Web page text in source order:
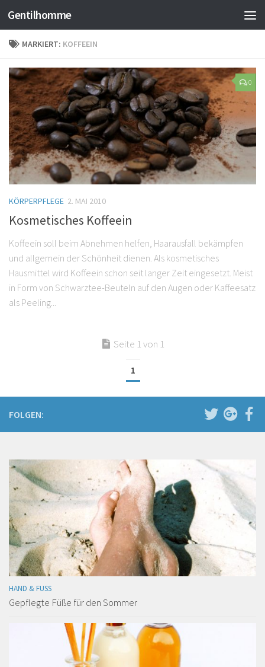
Gentilhomme
MARKIERT: KOFFEEIN
0
KÖRPERPFLEGE 2. MAI 2010
Kosmetisches Koffeein
Koffeein soll beim Abnehmen helfen, Haarausfall bekämpfen
und allgemein der Schönheit dienen. Als kosmetisches
Hausmittel wird Koffeein schon seit langer Zeit eingesetzt. Meist
in Form von Schwarztee-Beuteln auf den Augen oder Kaffeesatz
als Peeling...
Seite 1 von 1
1
FOLGEN:
HAND & FUSS
Gepflegte Füße für den Sommer